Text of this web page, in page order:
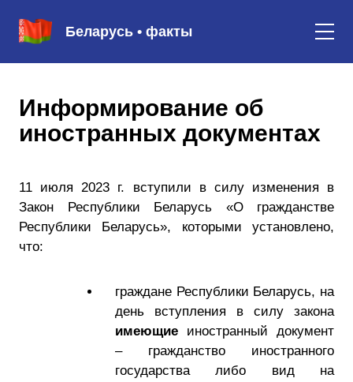
Беларусь • факты
Информирование об
иностранных документах
11 июля 2023 г. вступили в силу изменения в
Закон Республики Беларусь «О гражданстве
Республики Беларусь», которыми установлено,
что:
граждане Республики Беларусь, на
день вступления в силу закона
имеющие иностранный документ
– гражданство иностранного
государства либо вид на